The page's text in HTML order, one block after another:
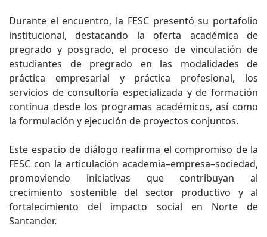
Durante el encuentro, la FESC presentó su portafolio
institucional, destacando la oferta académica de
pregrado y posgrado, el proceso de vinculación de
estudiantes de pregrado en las modalidades de
práctica empresarial y práctica profesional, los
servicios de consultoría especializada y de formación
continua desde los programas académicos, así como
la formulación y ejecución de proyectos conjuntos.
Este espacio de diálogo reafirma el compromiso de la
FESC con la articulación academia–empresa–sociedad,
promoviendo iniciativas que contribuyan al
crecimiento sostenible del sector productivo y al
fortalecimiento del impacto social en Norte de
Santander.